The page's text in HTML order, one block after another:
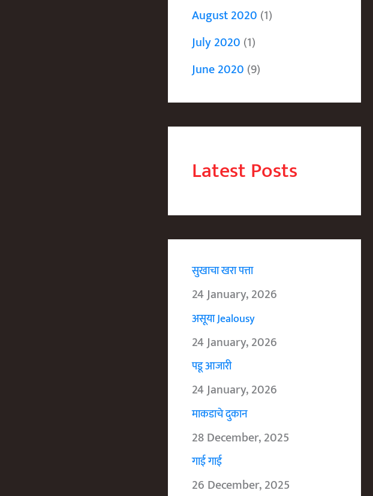
August 2020 (1)
July 2020 (1)
June 2020 (9)
Latest Posts
सुखाचा खरा पत्ता
24 January, 2026
असूया Jealousy
24 January, 2026
पडू आजारी
24 January, 2026
माकडाचे दुकान
28 December, 2025
गाई गाई
26 December, 2025